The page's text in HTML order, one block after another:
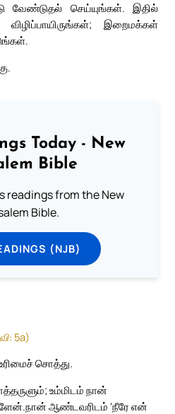
செய்யுங்கள். இதில்
விழிப்பாயிருங்கள்; இறைமக்கள்
Today - New
Bible
readings from the New
Bible.
(NJB)
5a)
சொத்து.
உம்மிடம் நான்
நான் ஆண்டவரிடம் ‘நீரே என்